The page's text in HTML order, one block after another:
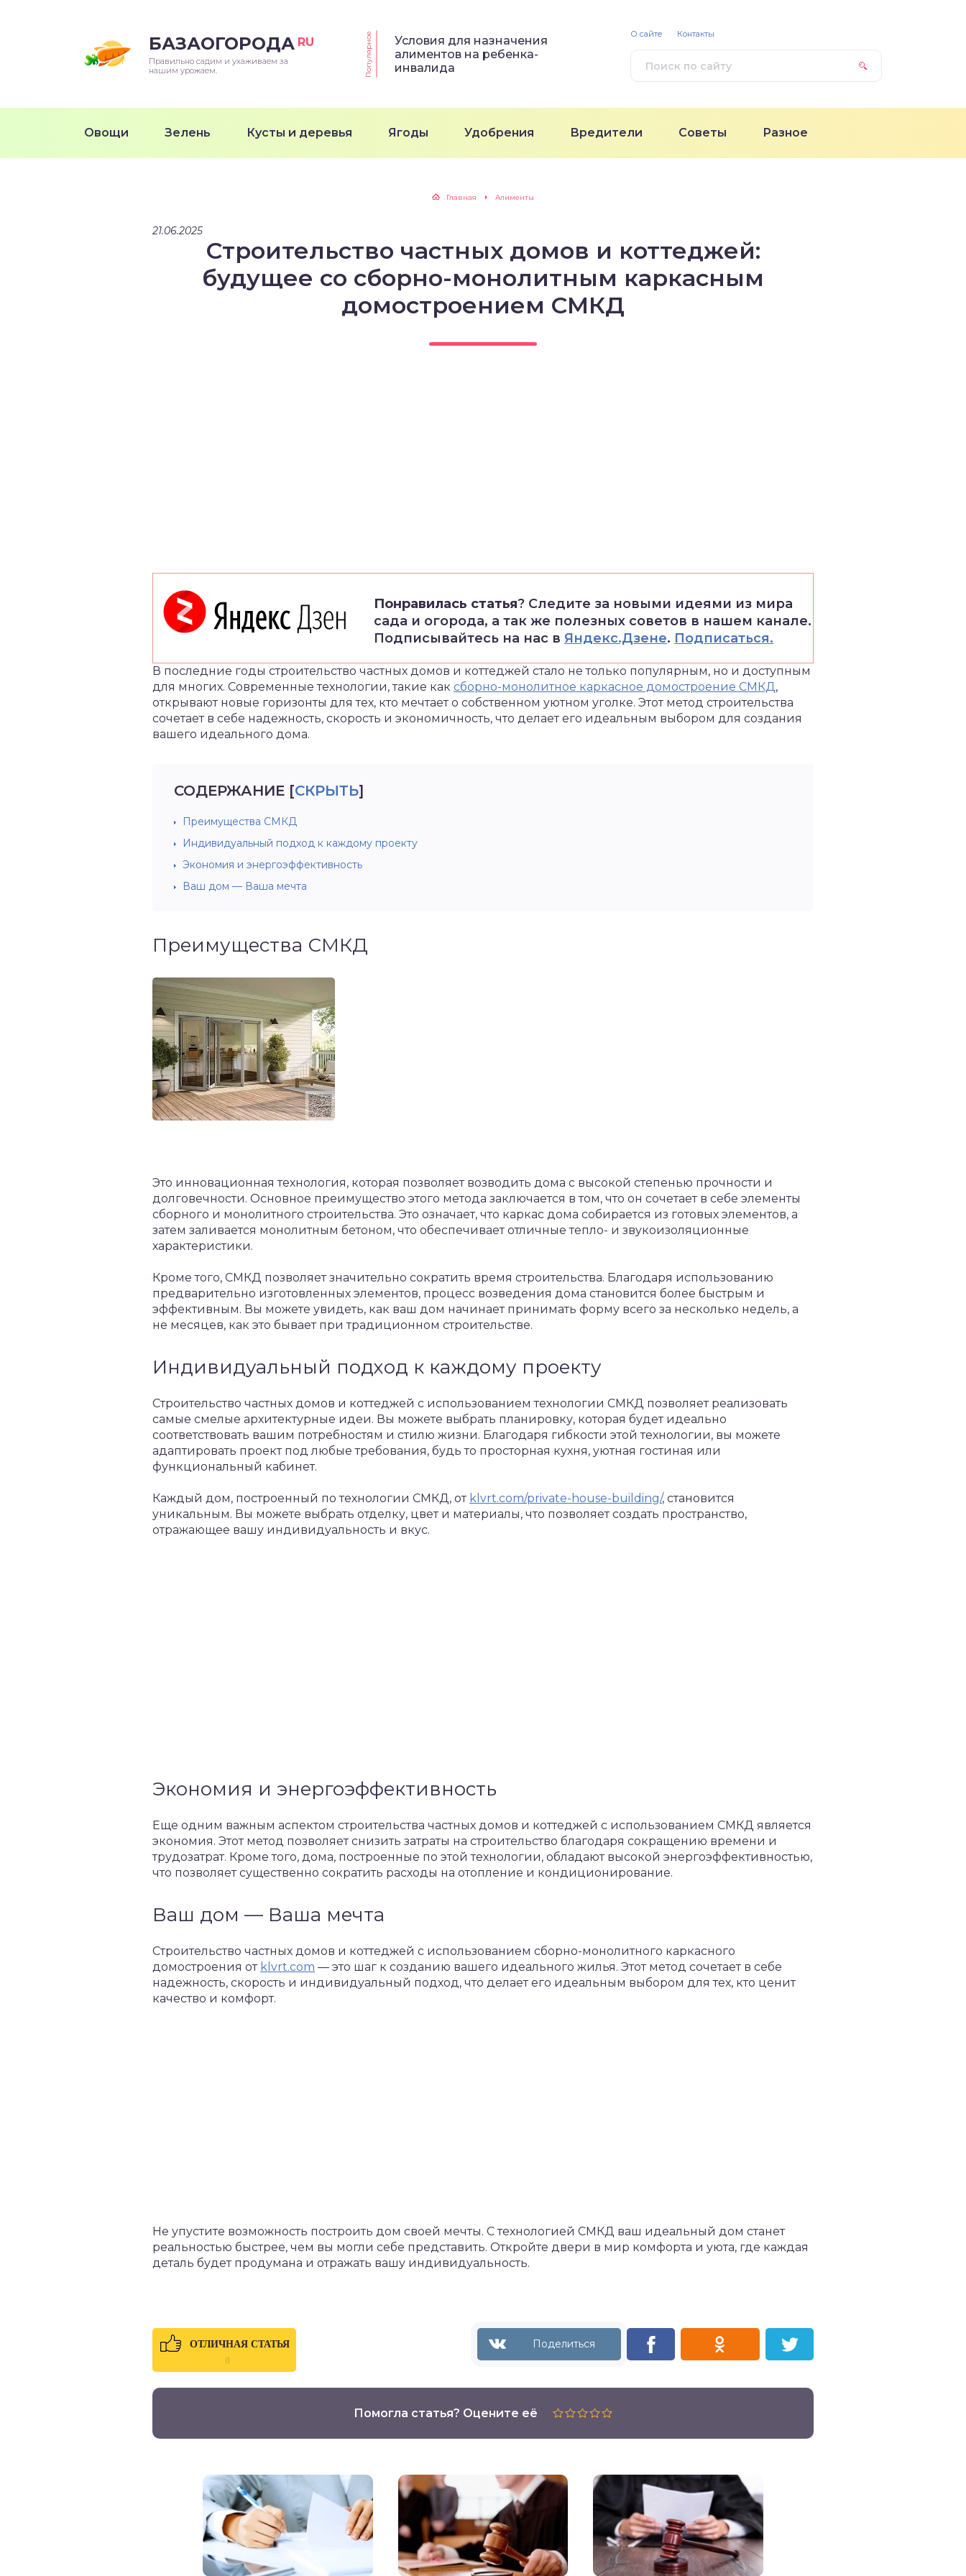
БАЗАОГОРОДА RU
Правильно садим и ухаживаем за
нашим урожаем.
Популярное
Условия для назначения
алиментов на ребенка-
инвалида
Овощи Зелень Кусты и деревья Ягоды Удобрения Вредители Советы Разное
О сайте Контакты
Главная Алименты
21.06.2025
Строительство частных домов и коттеджей:
будущее со сборно-монолитным каркасным
домостроением СМКД
Понравилась статья? Следите за новыми идеями из мира
сада и огорода, а так же полезных советов в нашем канале.
Подписывайтесь на нас в Яндекс.Дзене. Подписаться.
В последние годы строительство частных домов и коттеджей стало не только популярным, но и доступным
для многих. Современные технологии, такие как сборно-монолитное каркасное домостроение СМКД,
открывают новые горизонты для тех, кто мечтает о собственном уютном уголке. Этот метод строительства
сочетает в себе надежность, скорость и экономичность, что делает его идеальным выбором для создания
вашего идеального дома.
СОДЕРЖАНИЕ [СКРЫТЬ]
Преимущества СМКД
Индивидуальный подход к каждому проекту
Экономия и энергоэффективность
Ваш дом — Ваша мечта
Преимущества СМКД
Это инновационная технология, которая позволяет возводить дома с высокой степенью прочности и
долговечности. Основное преимущество этого метода заключается в том, что он сочетает в себе элементы
сборного и монолитного строительства. Это означает, что каркас дома собирается из готовых элементов, а
затем заливается монолитным бетоном, что обеспечивает отличные тепло- и звукоизоляционные
характеристики.
Кроме того, СМКД позволяет значительно сократить время строительства. Благодаря использованию
предварительно изготовленных элементов, процесс возведения дома становится более быстрым и
эффективным. Вы можете увидеть, как ваш дом начинает принимать форму всего за несколько недель, а
не месяцев, как это бывает при традиционном строительстве.
Индивидуальный подход к каждому проекту
Строительство частных домов и коттеджей с использованием технологии СМКД позволяет реализовать
самые смелые архитектурные идеи. Вы можете выбрать планировку, которая будет идеально
соответствовать вашим потребностям и стилю жизни. Благодаря гибкости этой технологии, вы можете
адаптировать проект под любые требования, будь то просторная кухня, уютная гостиная или
функциональный кабинет.
Каждый дом, построенный по технологии СМКД, от klvrt.com/private-house-building/, становится
уникальным. Вы можете выбрать отделку, цвет и материалы, что позволяет создать пространство,
отражающее вашу индивидуальность и вкус.
Экономия и энергоэффективность
Еще одним важным аспектом строительства частных домов и коттеджей с использованием СМКД является
экономия. Этот метод позволяет снизить затраты на строительство благодаря сокращению времени и
трудозатрат. Кроме того, дома, построенные по этой технологии, обладают высокой энергоэффективностью,
что позволяет существенно сократить расходы на отопление и кондиционирование.
Ваш дом — Ваша мечта
Строительство частных домов и коттеджей с использованием сборно-монолитного каркасного
домостроения от klvrt.com — это шаг к созданию вашего идеального жилья. Этот метод сочетает в себе
надежность, скорость и индивидуальный подход, что делает его идеальным выбором для тех, кто ценит
качество и комфорт.
Не упустите возможность построить дом своей мечты. С технологией СМКД ваш идеальный дом станет
реальностью быстрее, чем вы могли себе представить. Откройте двери в мир комфорта и уюта, где каждая
деталь будет продумана и отражать вашу индивидуальность.
ОТЛИЧНАЯ СТАТЬЯ
0
Помогла статья? Оцените её